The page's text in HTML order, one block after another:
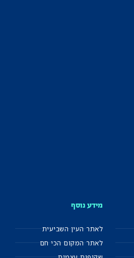
מידע נוסף
לאתר העין השביעית
לאתר המקום הכי חם